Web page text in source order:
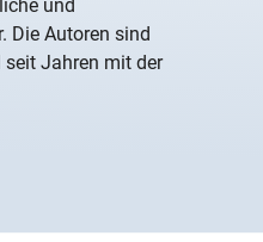
und
Die Autoren sind
Jahren mit der